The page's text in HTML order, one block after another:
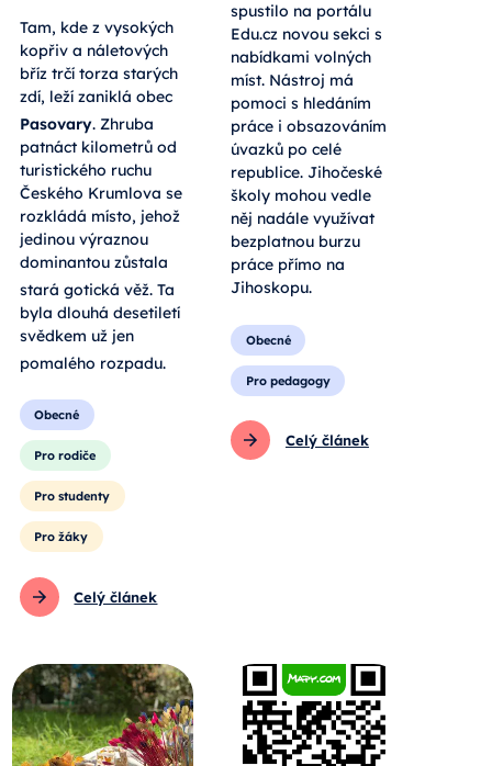
Tam, kde z vysokých
kopřiv a náletových
bříz trčí torza starých
zdí, leží zaniklá obec
Pasovary. Zhruba
patnáct kilometrů od
turistického ruchu
Českého Krumlova se
rozkládá místo, jehož
jedinou výraznou
dominantou zůstala
stará gotická věž. Ta
byla dlouhá desetiletí
svědkem už jen
pomalého rozpadu.
Obecné
Pro rodiče
Pro studenty
Pro žáky
Celý článek
spustilo na portálu
Edu.cz novou sekci s
nabídkami volných
míst. Nástroj má
pomoci s hledáním
práce i obsazováním
úvazků po celé
republice. Jihočeské
školy mohou vedle
něj nadále využívat
bezplatnou burzu
práce přímo na
Jihoskopu.
Obecné
Pro pedagogy
Celý článek